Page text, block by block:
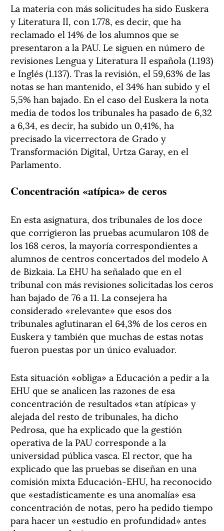
La materia con más solicitudes ha sido Euskera
y Literatura II, con 1.778, es decir, que ha
reclamado el 14% de los alumnos que se
presentaron a la PAU. Le siguen en número de
revisiones Lengua y Literatura II española (1.193)
e Inglés (1.137). Tras la revisión, el 59,63% de las
notas se han mantenido, el 34% han subido y el
5,5% han bajado. En el caso del Euskera la nota
media de todos los tribunales ha pasado de 6,32
a 6,34, es decir, ha subido un 0,41%, ha
precisado la vicerrectora de Grado y
Transformación Digital, Urtza Garay, en el
Parlamento.
Concentración «atípica» de ceros
En esta asignatura, dos tribunales de los doce
que corrigieron las pruebas acumularon 108 de
los 168 ceros, la mayoría correspondientes a
alumnos de centros concertados del modelo A
de Bizkaia. La EHU ha señalado que en el
tribunal con más revisiones solicitadas los ceros
han bajado de 76 a 11. La consejera ha
considerado «relevante» que esos dos
tribunales aglutinaran el 64,3% de los ceros en
Euskera y también que muchas de estas notas
fueron puestas por un único evaluador.
Esta situación «obliga» a Educación a pedir a la
EHU que se analicen las razones de esa
concentración de resultados «tan atípica» y
alejada del resto de tribunales, ha dicho
Pedrosa, que ha explicado que la gestión
operativa de la PAU corresponde a la
universidad pública vasca. El rector, que ha
explicado que las pruebas se diseñan en una
comisión mixta Educación-EHU, ha reconocido
que «estadísticamente es una anomalía» esa
concentración de notas, pero ha pedido tiempo
para hacer un «estudio en profundidad» antes